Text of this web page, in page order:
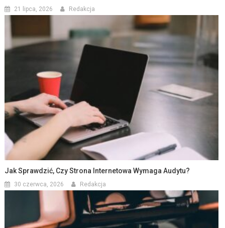
21 lipca, 2026 Redakcja
Jak Sprawdzić, Czy Strona Internetowa Wymaga Audytu?
30 czerwca, 2026 Redakcja